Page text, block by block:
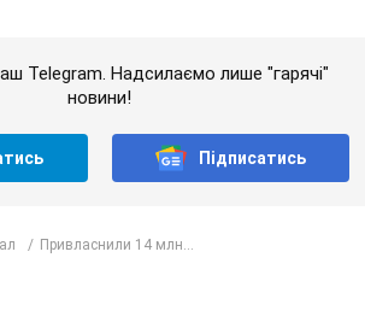
Telegram. Надсилаємо лише "гарячі"
новини!
Підписатись
Привласнили 14 млн...